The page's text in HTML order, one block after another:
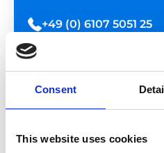
Consent
This website uses cookies
+49 (0) 6107 5051 25
Nous